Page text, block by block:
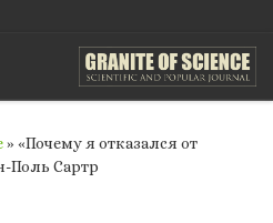
» «Почему я отказался от
Поль Сартр